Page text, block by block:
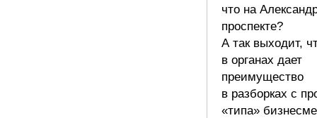
что на
проспекте?
А так выходит,
в органах дает
преимущество
в разборках с
«типа»